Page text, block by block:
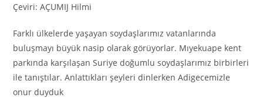
Çeviri: AÇUMIJ Hilmi
Farklı ülkelerde yaşayan soydaşlarımız vatanlarında
buluşmayı büyük nasip olarak görüyorlar. Mıyekuape kent
parkında karşılaşan Suriye doğumlu soydaşlarımız birbirleri
ile tanıştılar. Anlattıkları şeyleri dinlerken Adigecemizle
onur duyduk